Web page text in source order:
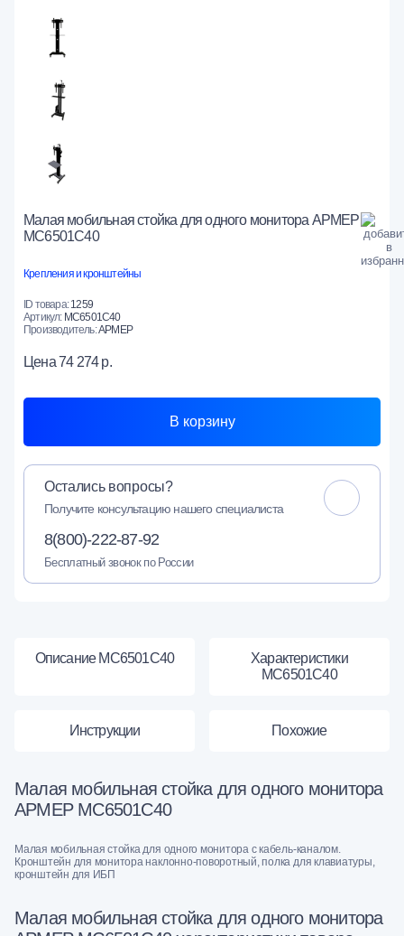
Малая мобильная стойка для одного монитора АРМЕР
МС6501С40
Крепления и кронштейны
ID товара:1259
Артикул: МС6501С40
Производитель:АРМЕР
Цена74 274 р.
В корзину
Остались вопросы?
Получите консультацию нашего специалиста
8(800)-222-87-92
Бесплатный звонок по России
Описание МС6501С40
Характеристики
МС6501С40
Инструкции Похожие
Малая мобильная стойка для одного монитора
АРМЕР МС6501С40
Малая мобильная стойка для одного монитора с кабель-каналом.
Кронштейн для монитора наклонно-поворотный, полка для клавиатуры,
кронштейн для ИБП
Малая мобильная стойка для одного монитора